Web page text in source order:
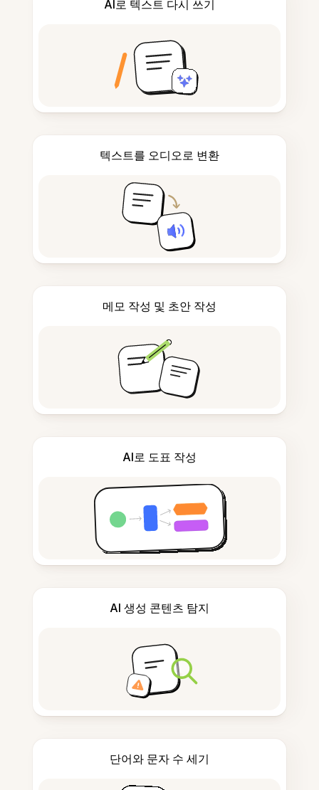
AI로 텍스트 다시 쓰기
텍스트를 오디오로 변환
메모 작성 및 초안 작성
AI로 도표 작성
AI 생성 콘텐츠 탐지
단어와 문자 수 세기